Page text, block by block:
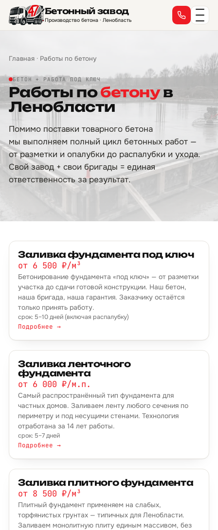
Бетонный завод
Производство бетона · Ленобласть
Главная · Работы по бетону
БЕТОН + РАБОТА ПОД КЛЮЧ
Работы побетонув
Ленобласти
Помимо поставки товарного бетона
мы выполняем полный цикл бетонных работ —
от разметки и опалубки до распалубки и ухода.
Свой завод + свои бригады = единая
ответственность за результат.
Заливка фундамента под ключ
от 6 500 ₽/м³
Бетонирование фундамента «под ключ» — от разметки
участка до сдачи готовой конструкции. Наш бетон,
наша бригада, наша гарантия. Заказчику остаётся
только принять работу.
срок: 5–10 дней (включая распалубку)
Подробнее →
Заливка ленточного
фундамента
от 6 000 ₽/м.п.
Самый распространённый тип фундамента для
частных домов. Заливаем ленту любого сечения по
периметру и под несущими стенами. Технология
отработана за 14 лет работы.
срок: 5–7 дней
Подробнее →
Заливка плитного фундамента
от 8 500 ₽/м³
Плитный фундамент применяем на слабых,
торфянистых грунтах — типичных для Ленобласти.
Заливаем монолитную плиту единым массивом, без